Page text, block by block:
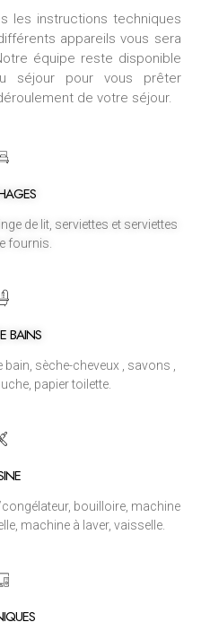
les instructions techniques
appareils vous sera
équipe reste disponible
séjour pour vous prêter
de votre séjour.
de lit, serviettes et serviettes
fournis.
BAINS
sèche-cheveux , savons ,
papier toilette.
bouilloire, machine
machine à laver, vaisselle.